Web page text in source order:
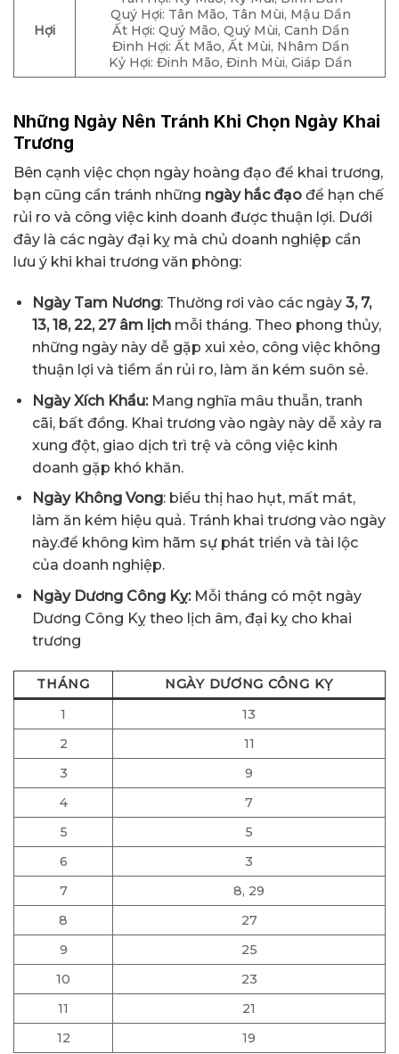
Hợi
Quý Hợi: Tân Mão, Tân Mùi, Mậu Dần
Ất Hợi: Quý Mão, Quý Mùi, Canh Dần
Đinh Hợi: Ất Mão, Ất Mùi, Nhâm Dần
Kỷ Hợi: Đinh Mão, Đinh Mùi, Giáp Dần
Những Ngày Nên Tránh Khi Chọn Ngày Khai
Trương
Bên cạnh việc chọn ngày hoàng đạo để khai trương,
bạn cũng cần tránh những ngày hắc đạo để hạn chế
rủi ro và công việc kinh doanh được thuận lợi. Dưới
đây là các ngày đại kỵ mà chủ doanh nghiệp cần
lưu ý khi khai trương văn phòng:
Ngày Tam Nương: Thường rơi vào các ngày 3, 7,
13, 18, 22, 27 âm lịchmỗi tháng. Theo phong thủy,
những ngày này dễ gặp xui xẻo, công việc không
thuận lợi và tiềm ẩn rủi ro, làm ăn kém suôn sẻ.
Ngày Xích Khẩu:Mang nghĩa mâu thuẫn, tranh
cãi, bất đồng. Khai trương vào ngày này dễ xảy ra
xung đột, giao dịch trì trệ và công việc kinh
doanh gặp khó khăn.
Ngày Không Vong: biểu thị hao hụt, mất mát,
làm ăn kém hiệu quả. Tránh khai trương vào ngày
này.để không kìm hãm sự phát triển và tài lộc
của doanh nghiệp.
Ngày Dương Công Kỵ: Mỗi tháng có một ngày
Dương Công Kỵ theo lịch âm, đại kỵ cho khai
trương
THÁNG
NGÀY DƯƠNG CÔNG KỴ
1
13
2
11
3
9
4
7
5
5
6
3
7
8, 29
8
27
9
25
10
23
11
21
12
19